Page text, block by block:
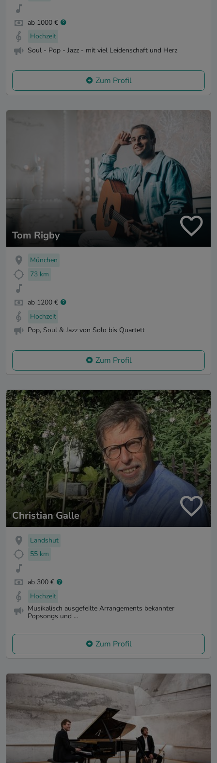
ab 1000 €
Hochzeit
Soul - Pop - Jazz - mit viel Leidenschaft und Herz
Zum Profil
Tom Rigby
München
73 km
ab 1200 €
Hochzeit
Pop, Soul & Jazz von Solo bis Quartett
Zum Profil
Christian Galle
Landshut
55 km
ab 300 €
Hochzeit
Musikalisch ausgefeilte Arrangements bekannter
Popsongs und ...
Zum Profil